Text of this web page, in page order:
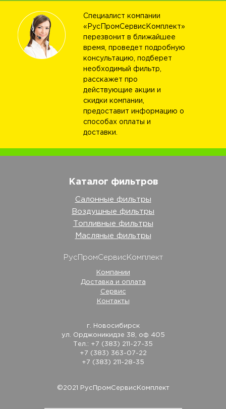
Специалист компании
«РусПромСервисКомплект»
перезвонит в ближайшее
время, проведет подробную
консультацию, подберет
необходимый фильтр,
расскажет про
действующие акции и
скидки компании,
предоставит информацию о
способах оплаты и
доставки.
©2021 РусПромСервисКомплект
Каталог фильтров
Салонные фильтры
Воздушные фильтры
Топливные фильтры
Масляные фильтры
РусПромСервисКомплект
Компании
Доставка и оплата
Сервис
Контакты
г. Новосибирск
ул. Орджоникидзе 38, оф 405
Тел.: +7 (383) 211-27-35
+7 (383) 363-07-22
+7 (383) 211-28-35